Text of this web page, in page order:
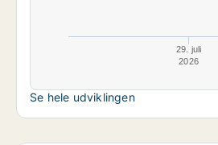
29. juli
2026
Se hele udviklingen